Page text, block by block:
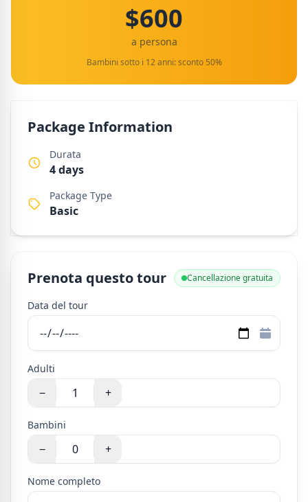
$600
a persona
Bambini sotto i 12 anni: sconto 50%
Package Information
Durata
4 days
Package Type
Basic
Prenota questo tour Cancellazione gratuita
Data del tour
Adulti
− +
Bambini
− +
Nome completo